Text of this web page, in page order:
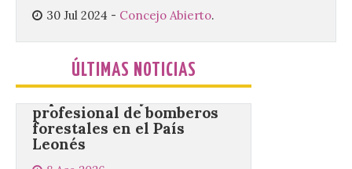
30 Jul 2024 - Concejo Abierto.
ÚLTIMAS NOTICIAS
Conceyu vuelve a exigir
un contingente
especializado y
profesional de bomberos
forestales en el País
Leonés
8 Ago 2026